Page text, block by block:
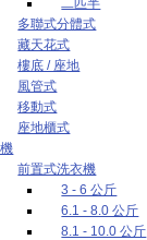
二匹半
多聯式分體式
藏天花式
樓底 / 座地
風管式
移動式
座地櫃式
前置式洗衣機
3 - 6 公斤
6.1 - 8.0 公斤
8.1 - 10.0 公斤